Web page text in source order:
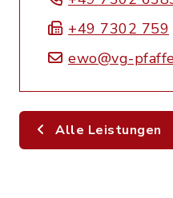
+49 7302 759
ewo@vg-
Alle Leistungen